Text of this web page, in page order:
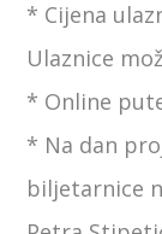
* Cijena
Ulaznice
* Online
* Na dan
biljetarnice